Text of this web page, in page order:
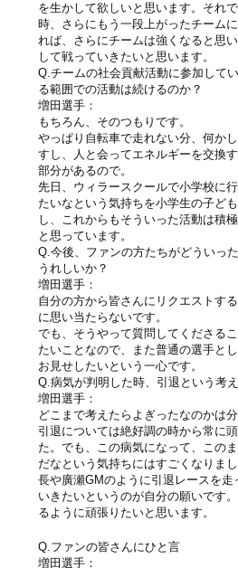
を生かして欲しいと思います。それ
時、さらにもう一段上がったチーム
れば、さらにチームは強くなると思
して戦っていきたいと思います。
Q.チームの社会貢献活動に参加して
る範囲での活動は続けるのか？
増田選手：
もちろん、そのつもりです。
やっぱり自転車で走れない分、何か
すし、人と会ってエネルギーを交換
部分があるので。
先日、ウィラースクールで小学校に
たいなという気持ちを小学生の子ど
し、これからもそういった活動は積
と思っています。
Q.今後、ファンの方たちがどういっ
うれしいか？
増田選手：
自分の方から皆さんにリクエストす
に思い当たらないです。
でも、そうやって質問してくださる
たいことなので、また普通の選手と
お見せしたいという一心です。
Q.病気が判明した時、引退という考
増田選手：
どこまで考えたらよぎったなのかは
引退については絶好調の時から常に
た。でも、この病気になって、この
だなという気持ちにはすごくなりま
長や廣瀬GMのように引退レースを走
いきたいというのが自分の願いです
るように頑張りたいと思います。
Q.ファンの皆さんにひと言
増田選手：